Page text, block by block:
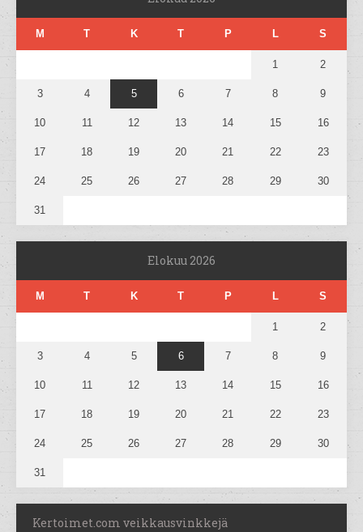
M T K T P L S
1 2
3 4 5 6 7 8 9
10 11 12 13 14 15 16
17 18 19 20 21 22 23
24 25 26 27 28 29 30
31
Elokuu 2026
M T K T P L S
1 2
3 4 5 6 7 8 9
10 11 12 13 14 15 16
17 18 19 20 21 22 23
24 25 26 27 28 29 30
31
Kertoimet.com veikkausvinkkejä